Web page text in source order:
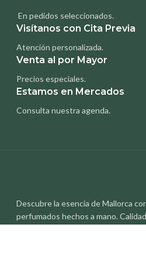
En pedidos seleccionados.
Visítanos con Cita Previa
Atención personalizada.
Venta al por Mayor
Precios especiales.
Estamos en Mercados
Consulta nuestra agenda.
Descubre la esencia de Mallorca
perfumados hechos a mano.